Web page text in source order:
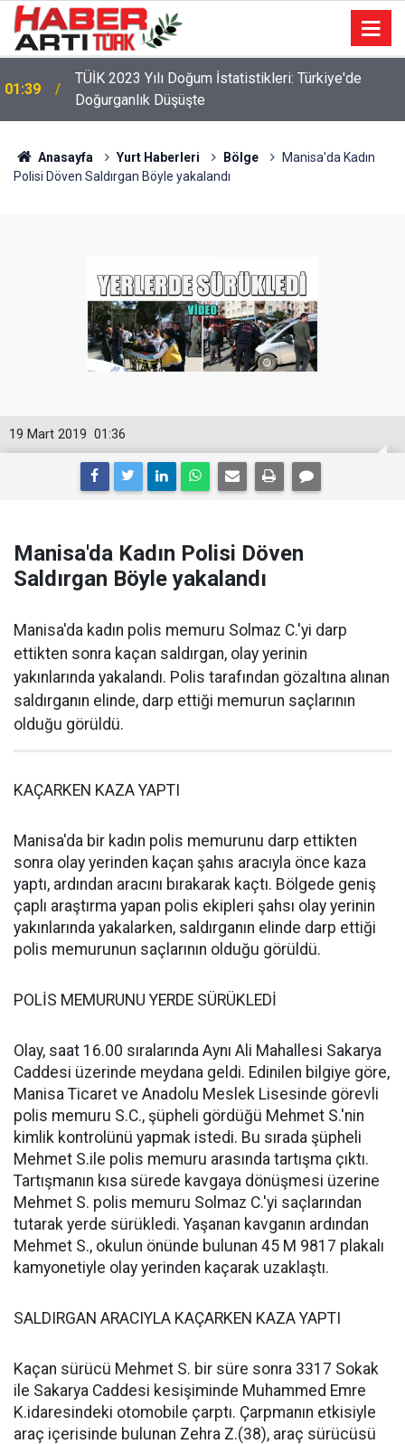
01:39
TÜİK 2023 Yılı Doğum İstatistikleri: Türkiye'de
Doğurganlık Düşüşte
Anasayfa Yurt Haberleri Bölge
Manisa'da Kadın
Polisi Döven Saldırgan Böyle yakalandı
01:36
19 Mart 2019
Manisa'da Kadın Polisi Döven
Saldırgan Böyle yakalandı
Manisa'da kadın polis memuru Solmaz C.'yi darp
ettikten sonra kaçan saldırgan, olay yerinin
yakınlarında yakalandı. Polis tarafından gözaltına alınan
saldırganın elinde, darp ettiği memurun saçlarının
olduğu görüldü.
KAÇARKEN KAZA YAPTI
Manisa'da bir kadın polis memurunu darp ettikten
sonra olay yerinden kaçan şahıs aracıyla önce kaza
yaptı, ardından aracını bırakarak kaçtı. Bölgede geniş
çaplı araştırma yapan polis ekipleri şahsı olay yerinin
yakınlarında yakalarken, saldırganın elinde darp ettiği
polis memurunun saçlarının olduğu görüldü.
POLİS MEMURUNU YERDE SÜRÜKLEDİ
Olay, saat 16.00 sıralarında Aynı Ali Mahallesi Sakarya
Caddesi üzerinde meydana geldi. Edinilen bilgiye göre,
Manisa Ticaret ve Anadolu Meslek Lisesinde görevli
polis memuru S.C., şüpheli gördüğü Mehmet S.'nin
kimlik kontrolünü yapmak istedi. Bu sırada şüpheli
Mehmet S.ile polis memuru arasında tartışma çıktı.
Tartışmanın kısa sürede kavgaya dönüşmesi üzerine
Mehmet S. polis memuru Solmaz C.'yi saçlarından
tutarak yerde sürükledi. Yaşanan kavganın ardından
Mehmet S., okulun önünde bulunan 45 M 9817 plakalı
kamyonetiyle olay yerinden kaçarak uzaklaştı.
SALDIRGAN ARACIYLA KAÇARKEN KAZA YAPTI
Kaçan sürücü Mehmet S. bir süre sonra 3317 Sokak
ile Sakarya Caddesi kesişiminde Muhammed Emre
K.idaresindeki otomobile çarptı. Çarpmanın etkisiyle
araç içerisinde bulunan Zehra Z.(38), araç sürücüsü